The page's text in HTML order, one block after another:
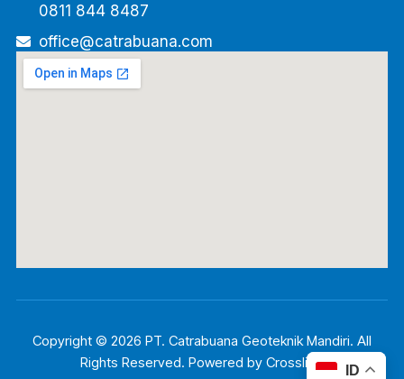
0811 844 8487
office@catrabuana.com
Copyright © 2026 PT. Catrabuana Geoteknik Mandiri. All
Rights Reserved. Powered by Crosslife. ID